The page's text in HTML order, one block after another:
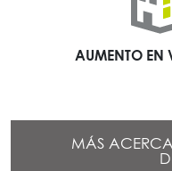
AUMENTO EN
MÁS